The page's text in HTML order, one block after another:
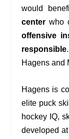
would
centerwho
offensive
responsible
Hagens and
Hagens is
elite puck
hockey IQ,
developed